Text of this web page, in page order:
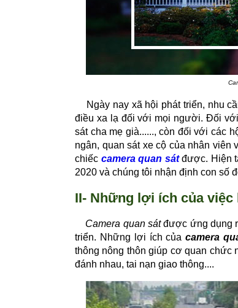
Ngày nay xã hội phát triển, nhu
điều xa lạ đối với mọi người. Đối
sát cha mẹ già......, còn đối với các
ngân, quan sát xe cộ của nhân viên
chiếc camera quan sátđược. Hiện
2020 và chúng tôi nhận định con số
II- Những lợi ích của việc
Camera quan sátđược ứng dụng
triển. Những lợi ích củacamera
thông nông thôn giúp cơ quan chức
đánh nhau, tai nạn giao thông....